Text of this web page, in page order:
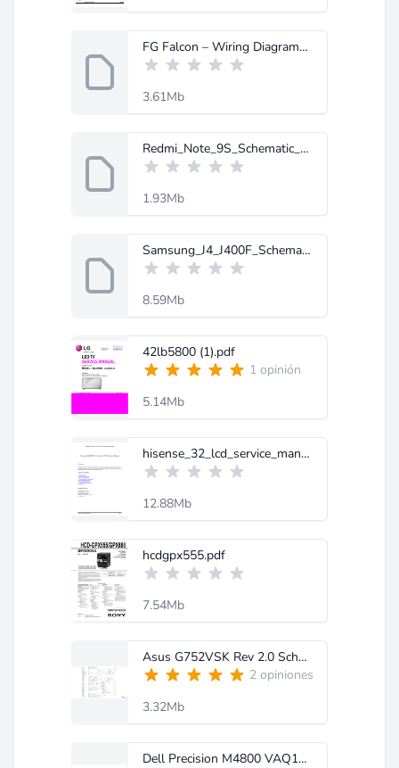
FG Falcon – Wiring Diagrams.pdf
3.61Mb
Redmi_Note_9S_Schematic_Diagram-MobileRdx.com.zip
1.93Mb
Samsung_J4_J400F_Schematic_Diagram.rar
8.59Mb
42lb5800 (1).pdf
1 opinión
5.14Mb
hisense_32_lcd_service_manual.pdf
12.88Mb
hcdgpx555.pdf
7.54Mb
Asus G752VSK Rev 2.0 Schematic.pdf
2 opiniones
3.32Mb
Dell Precision M4800 VAQ10 LA-9771P Rev 1.0.pdf